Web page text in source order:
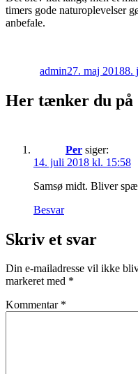
timers gode naturoplevelser
anbefale.
admin27. maj 20188.
Her tænker du på
Per siger:
14. juli 2018 kl. 15:58
Samsø midt. Bliver
Besvar
Skriv et svar
Din e-mailadresse vil ikke
markeret med *
Kommentar *